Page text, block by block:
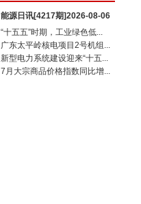
能源日讯[4217期]2026-08-06
“十五五”时期，工业绿色低...
广东太平岭核电项目2号机组...
新型电力系统建设迎来“十五...
7月大宗商品价格指数同比增...